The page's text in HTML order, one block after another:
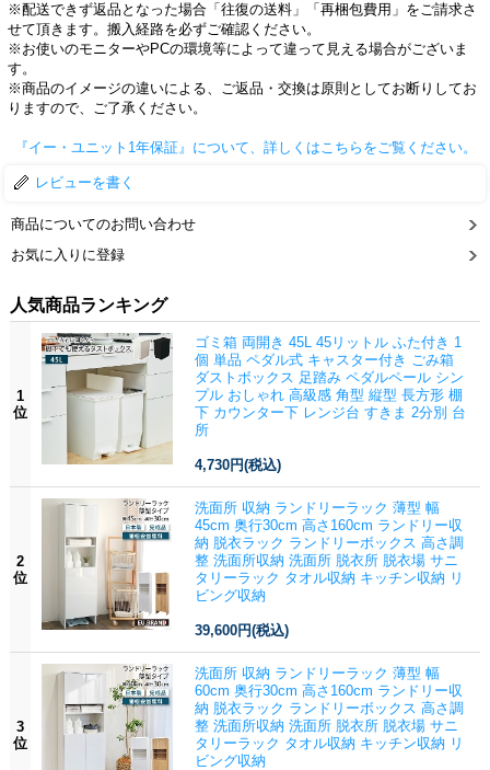
※配送できず返品となった場合「往復の送料」「再梱包費用」をご請求さ
せて頂きます。搬入経路を必ずご確認ください。
※お使いのモニターやPCの環境等によって違って見える場合がございま
す。
※商品のイメージの違いによる、ご返品・交換は原則としてお断りしてお
りますので、ご了承ください。
『イー・ユニット1年保証』について、詳しくはこちらをご覧ください。
レビューを書く
商品についてのお問い合わせ
お気に入りに登録
人気商品ランキング
1
位
ゴミ箱 両開き 45L 45リットル ふた付き 1
個 単品 ペダル式 キャスター付き ごみ箱
ダストボックス 足踏み ペダルペール シン
プル おしゃれ 高級感 角型 縦型 長方形 棚
下 カウンター下 レンジ台 すきま 2分別 台
所
4,730円(税込)
2
位
洗面所 収納 ランドリーラック 薄型 幅
45cm 奥行30cm 高さ160cm ランドリー収
納 脱衣ラック ランドリーボックス 高さ調
整 洗面所収納 洗面所 脱衣所 脱衣場 サニ
タリーラック タオル収納 キッチン収納 リ
ビング収納
39,600円(税込)
3
位
洗面所 収納 ランドリーラック 薄型 幅
60cm 奥行30cm 高さ160cm ランドリー収
納 脱衣ラック ランドリーボックス 高さ調
整 洗面所収納 洗面所 脱衣所 脱衣場 サニ
タリーラック タオル収納 キッチン収納 リ
ビング収納